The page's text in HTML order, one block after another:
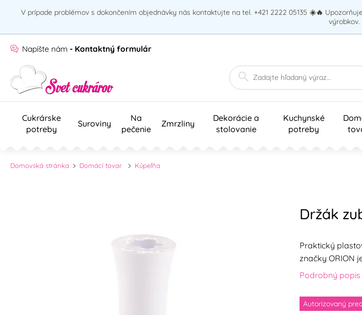
V prípade problémov s dokončením objednávky nás kontaktujte na tel. +421 2222 05135 ☀️🔥
výrobkov.
Napíšte nám - Kontaktný formulár
Cukrárske
potreby
Suroviny
Na
pečenie
Zmrzliny
Dekorácie a
stolovanie
Kuchynské
potreby
Domovská stránka Domácí tovar Kúpeľňa
Držák
Praktický
značky ORION
Podrobný
Autorizovaný